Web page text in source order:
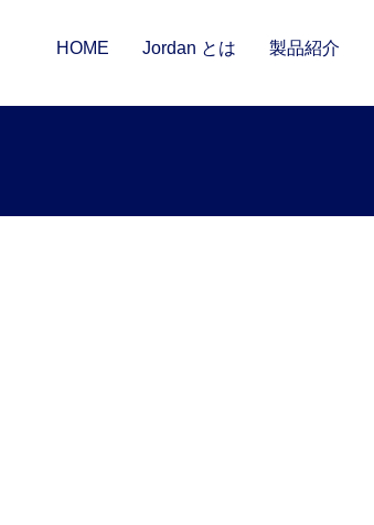
HOME Jordan とは 製品紹介